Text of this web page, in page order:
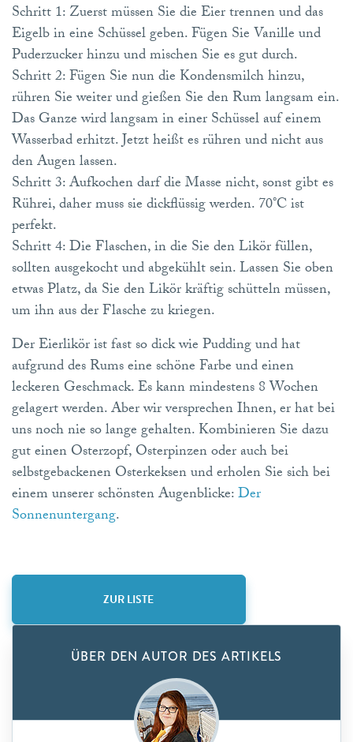
Schritt 1: Zuerst müssen Sie die Eier trennen und das
Eigelb in eine Schüssel geben. Fügen Sie Vanille und
Puderzucker hinzu und mischen Sie es gut durch.
Schritt 2: Fügen Sie nun die Kondensmilch hinzu,
rühren Sie weiter und gießen Sie den Rum langsam ein.
Das Ganze wird langsam in einer Schüssel auf einem
Wasserbad erhitzt. Jetzt heißt es rühren und nicht aus
den Augen lassen.
Schritt 3: Aufkochen darf die Masse nicht, sonst gibt es
Rührei, daher muss sie dickflüssig werden. 70°C ist
perfekt.
Schritt 4: Die Flaschen, in die Sie den Likör füllen,
sollten ausgekocht und abgekühlt sein. Lassen Sie oben
etwas Platz, da Sie den Likör kräftig schütteln müssen,
um ihn aus der Flasche zu kriegen.
Der Eierlikör ist fast so dick wie Pudding und hat
aufgrund des Rums eine schöne Farbe und einen
leckeren Geschmack. Es kann mindestens 8 Wochen
gelagert werden. Aber wir versprechen Ihnen, er hat bei
uns noch nie so lange gehalten. Kombinieren Sie dazu
gut einen Osterzopf, Osterpinzen oder auch bei
selbstgebackenen Osterkeksen und erholen Sie sich bei
einem unserer schönsten Augenblicke:Der
Sonnenuntergang.
ZUR LISTE
ÜBER DEN AUTOR DES ARTIKELS